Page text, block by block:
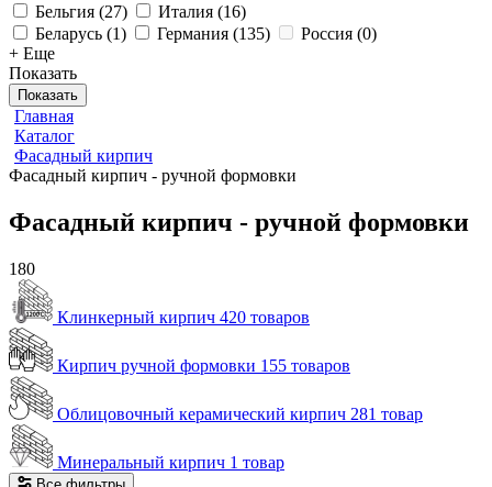
Бельгия (27) Италия (16)
Беларусь (1) Германия (135) Россия (0)
+ Еще
Показать
Показать
Главная
Каталог
Фасадный кирпич
Фасадный кирпич - ручной формовки
Фасадный кирпич - ручной формовки
180
Клинкерный кирпич 420 товаров
Кирпич ручной формовки 155 товаров
Облицовочный керамический кирпич 281 товар
Минеральный кирпич 1 товар